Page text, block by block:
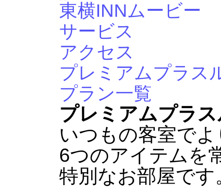
東横INNムービー
サービス
アクセス
プレミアムプラス
プラン一覧
プレミアムプラ
いつもの客室で
6つのアイテムを
特別なお部屋です